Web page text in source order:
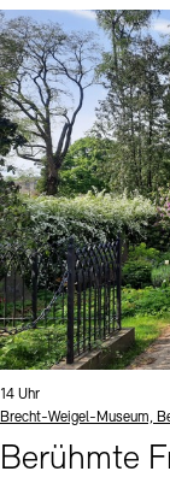
Uhrzeit:
14 Uhr
Standort
Brecht-Weigel-Museum,
Berühmte